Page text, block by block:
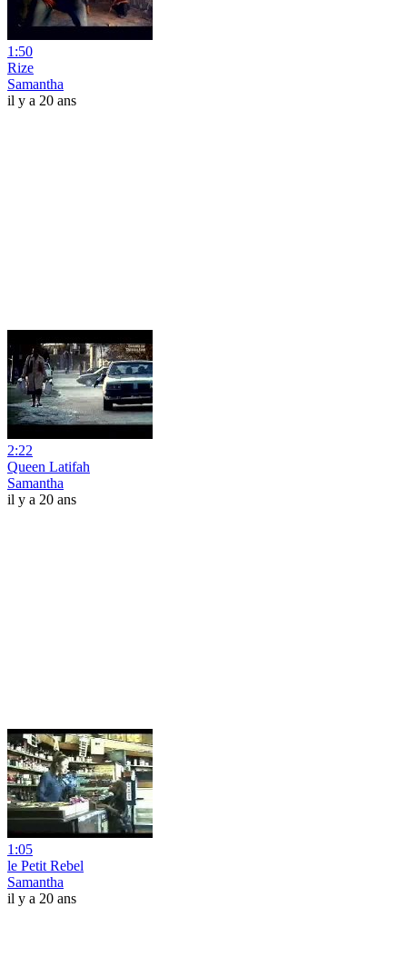
1:50
Rize
Samantha
il y a 20 ans
2:22
Queen Latifah
Samantha
il y a 20 ans
1:05
le Petit Rebel
Samantha
il y a 20 ans